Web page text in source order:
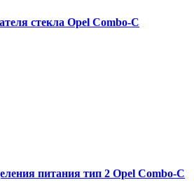
стекла Opel Combo-С
питания тип 2 Opel Combo-С